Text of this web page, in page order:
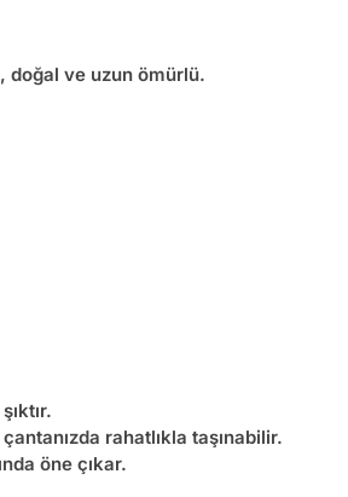
doğal ve uzun ömürlü.
rahatlıkla taşınabilir.
öne çıkar.